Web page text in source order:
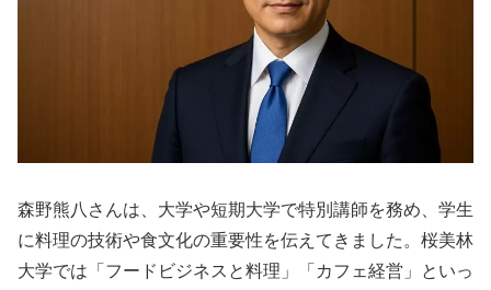
森野熊八さんは、大学や短期大学で特別講師を務め、学生
に料理の技術や食文化の重要性を伝えてきました。桜美林
大学では「フードビジネスと料理」「カフェ経営」といっ